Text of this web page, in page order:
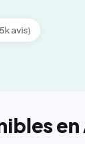
avis)